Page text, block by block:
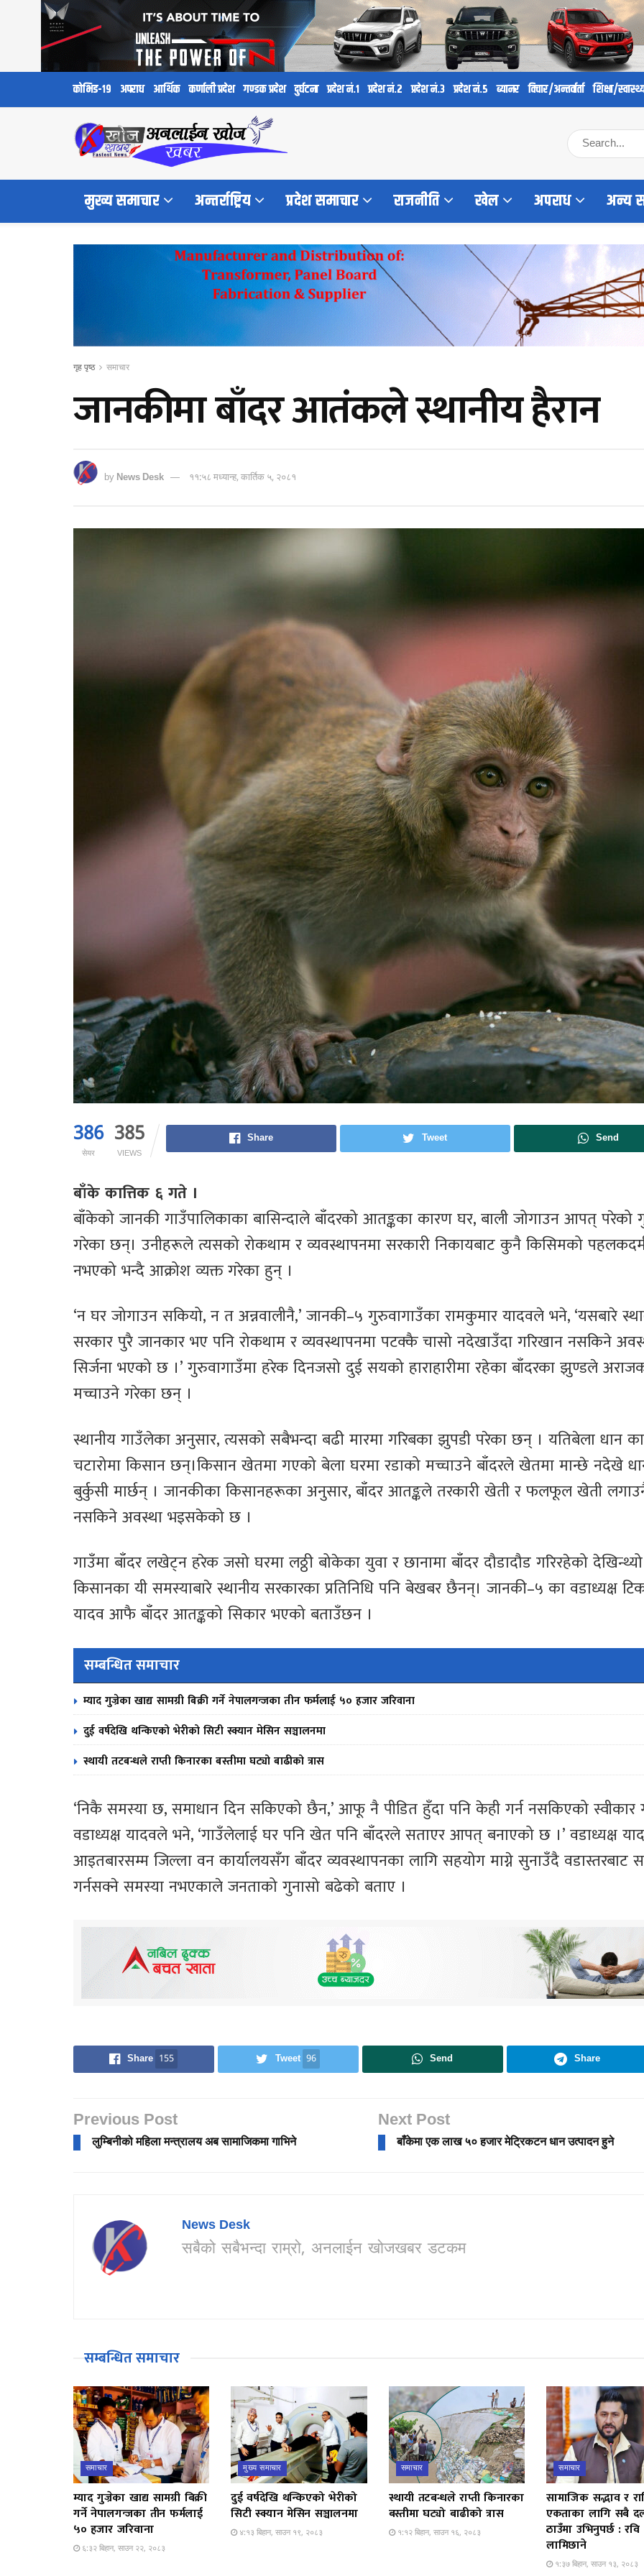
कोभिड-१९ अपराध आर्थिक कर्णाली प्रदेश गण्डक प्रदेश दुर्घटना प्रदेश नं.१ प्रदेश नं.२ प्रदेश नं.३ प्रदेश नं.५ ब्यानर विचार/अन्तर्वार्ता शिक्षा/
मुख्य समाचार अन्तर्राष्ट्रिय प्रदेश समाचार राजनीति खेल अपराध अन्य
गृह पृष्ठ समाचार
जानकीमा बाँदर आतंकले स्थानीय हैरान
byNews Desk ११:५८ मध्यान्ह, कार्तिक ५, २०८१
386
सेयर
385
VIEWS
Share Tweet Send
बाँके कात्तिक ६ गते ।
बाँकेको जानकी गाउँपालिकाका बासिन्दाले बाँदरको आतङ्कका कारण घर, बाली जोगाउन आपत् परेको
गरेका छन्। उनीहरूले त्यसको रोकथाम र व्यवस्थापनमा सरकारी निकायबाट कुनै किसिमको
नभएको भन्दै आक्रोश व्यक्त गरेका हुन् ।
‘न घर जोगाउन सकियो, न त अन्नवालीनै,’ जानकी–५ गुरुवागाउँका रामकुमार यादवले भने, ‘यसबारे
सरकार पुरै जानकार भए पनि रोकथाम र व्यवस्थापनमा पटक्कै चासो नदेखाउँदा गरिखान नसकिने
सिर्जना भएको छ ।’ गुरुवागाउँमा हरेक दिनजसो दुई सयको हाराहारीमा रहेका बाँदरका झुण्डले
मच्चाउने गरेका छन् ।
स्थानीय गाउँलेका अनुसार, त्यसको सबैभन्दा बढी मारमा गरिबका झुपडी परेका छन् । यतिबेला धान
चटारोमा किसान छन्।किसान खेतमा गएको बेला घरमा रडाको मच्चाउने बाँदरले खेतमा मान्छे नदेखे
बुर्कुसी मार्छन् । जानकीका किसानहरूका अनुसार, बाँदर आतङ्कले तरकारी खेती र फलफूल खेती
नसकिने अवस्था भइसकेको छ ।
गाउँमा बाँदर लखेट्न हरेक जसो घरमा लठ्ठी बोकेका युवा र छानामा बाँदर दौडादौड गरिरहेको
किसानका यी समस्याबारे स्थानीय सरकारका प्रतिनिधि पनि बेखबर छैनन्। जानकी–५ का वडाध्यक्ष
यादव आफै बाँदर आतङ्कको सिकार भएको बताउँछन ।
सम्बन्धित समाचार
म्याद गुज्रेका खाद्य सामग्री बिक्री गर्ने नेपालगन्जका तीन फर्मलाई ५० हजार जरिवाना
दुई वर्षदेखि थन्किएको भेरीको सिटी स्क्यान मेसिन सञ्चालनमा
स्थायी तटबन्धले राप्ती किनारका बस्तीमा घट्यो बाढीको त्रास
‘निकै समस्या छ, समाधान दिन सकिएको छैन,’ आफू नै पीडित हुँदा पनि केही गर्न नसकिएको स्वीकार
वडाध्यक्ष यादवले भने, ‘गाउँलेलाई घर पनि खेत पनि बाँदरले सताएर आपत् बनाएको छ ।’ वडाध्यक्ष
आइतबारसम्म जिल्ला वन कार्यालयसँग बाँदर व्यवस्थापनका लागि सहयोग माग्ने सुनाउँदै वडास्तरबाट
गर्नसक्ने समस्या नभएकाले जनताको गुनासो बढेको बताए ।
Share 155 Tweet 96 Send Share
Previous Post
लुम्बिनीको महिला मन्त्रालय अब सामाजिकमा गाभिने
Next Post
बाँकेमा एक लाख ५० हजार मेट्रिकटन धान उत्पादन हुने
News Desk
सबैको सबैभन्दा राम्रो, अनलाईन खोजखबर डटकम
सम्बन्धित समाचार
समाचार
म्याद गुज्रेका खाद्य सामग्री बिक्री
गर्ने नेपालगन्जका तीन फर्मलाई
५० हजार जरिवाना
६:३२ बिहान, साउन २२, २०८३
मुख्य समाचार
दुई वर्षदेखि थन्किएको भेरीको
सिटी स्क्यान मेसिन सञ्चालनमा
४:१३ बिहान, साउन १९, २०८३
समाचार
स्थायी तटबन्धले राप्ती किनारका
बस्तीमा घट्यो बाढीको त्रास
१:१२ बिहान, साउन १६, २०८३
समाचार
सामाजिक सद्भाव र
एकताका लागि सबै
ठाउँमा उभिनुपर्छ : रवि
लामिछाने
१:३७ बिहान, साउन १३, २०८३